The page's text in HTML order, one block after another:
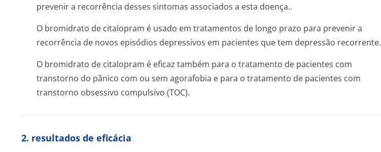
prevenir a recorrência desses sintomas associados a esta doença..
O bromidrato de citalopram é usado em tratamentos de longo prazo para prevenir a
recorrência de novos episódios depressivos em pacientes que tem depressão recorrente.
O bromidrato de citalopram é eficaz também para o tratamento de pacientes com
transtorno do pânico com ou sem agorafobia e para o tratamento de pacientes com
transtorno obsessivo compulsivo (TOC).
2. resultados de eficácia